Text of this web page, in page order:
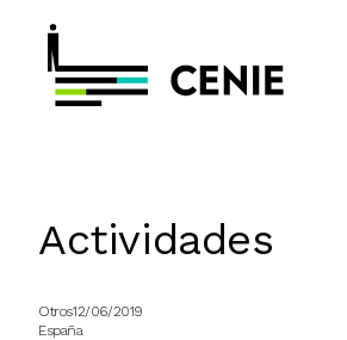
Actividades
Otros12/06/2019
España